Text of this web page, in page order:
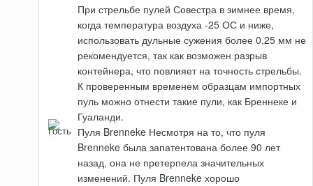
При стрельбе пулей Совестра в зимнее время,
когда температура воздуха -25 ОС и ниже,
использовать дульные сужения более 0,25 мм не
рекомендуется, так как возможен разрыв
контейнера, что повлияет на точность стрельбы.
К проверенным временем образцам импортных
пуль можно отнести такие пули, как Бреннеке и
Гуаланди.
Пуля Brenneke Несмотря на то, что пуля
Brenneke была запатентована более 90 лет
назад, она не претерпела значительных
изменений. Пуля Brenneke хорошо